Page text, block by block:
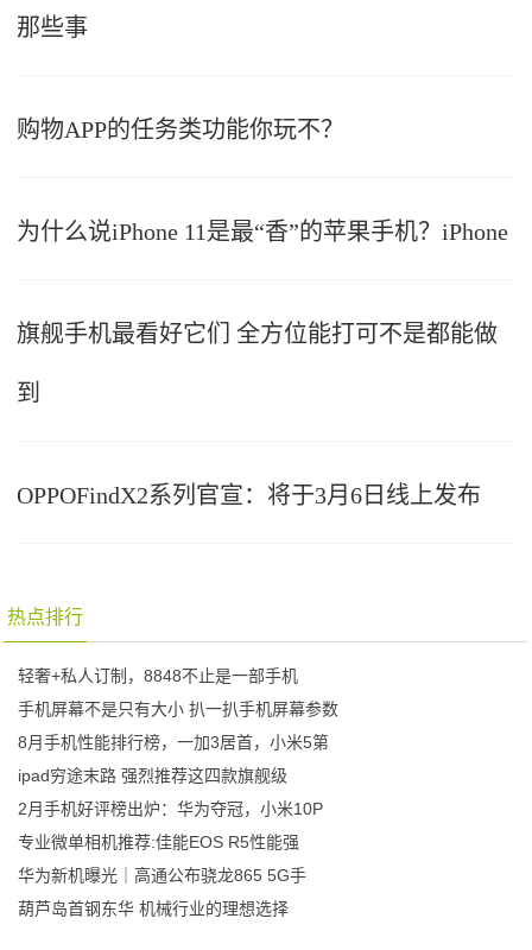
那些事
购物APP的任务类功能你玩不？
为什么说iPhone 11是最“香”的苹果手机？iPhone
旗舰手机最看好它们 全方位能打可不是都能做
到
OPPOFindX2系列官宣：将于3月6日线上发布
热点排行
轻奢+私人订制，8848不止是一部手机
手机屏幕不是只有大小 扒一扒手机屏幕参数
8月手机性能排行榜，一加3居首，小米5第
ipad穷途末路 强烈推荐这四款旗舰级
2月手机好评榜出炉：华为夺冠，小米10P
专业微单相机推荐:佳能EOS R5性能强
华为新机曝光｜高通公布骁龙865 5G手
葫芦岛首钢东华 机械行业的理想选择